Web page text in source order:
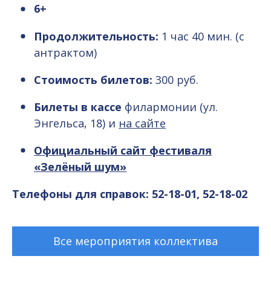
6+
Продолжительность: 1 час 40 мин. (с
антрактом)
Стоимость билетов: 300 руб.
Билеты в кассе филармонии (ул.
Энгельса, 18) и на сайте
Официальный сайт фестиваля
«Зелёный шум»
Телефоны для справок: 52-18-01, 52-18-02
Все мероприятия коллектива